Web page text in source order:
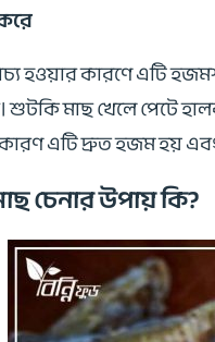
হওয়ার কারণে এটি
শুটকি মাছ খেলে পেটে
এটি দ্রুত হজম হয়
চেনার উপায় কি?